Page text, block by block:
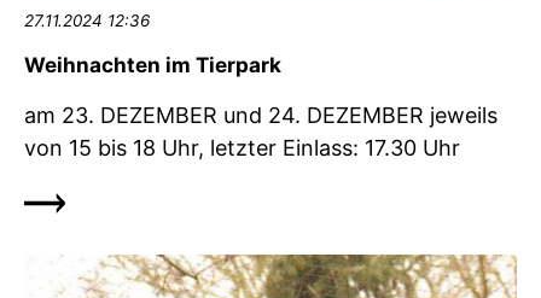
27.11.2024 12:36
Weihnachten im Tierpark
am 23. DEZEMBER und 24. DEZEMBER jeweils
von 15 bis 18 Uhr, letzter Einlass: 17.30 Uhr